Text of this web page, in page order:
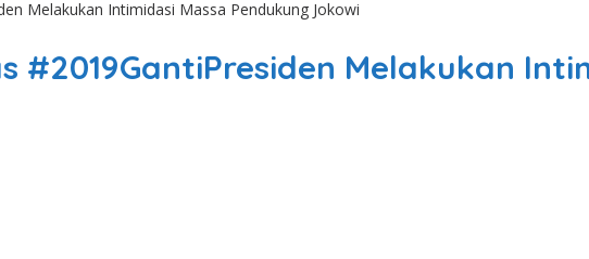
Melakukan Intimidasi Massa Pendukung Jokowi
Melakukan